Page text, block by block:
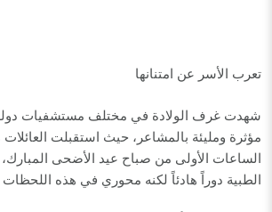
تعرب الأسر عن امتنانها
شهدت غرف الولادة في مختلف مستشفيات
مؤثرة ومليئة بالمشاعر، حيث استقبلت العائلات
الساعات الأولى من صباح عيد الأضحى
الطبية دوراً هادئاً لكنه محوري في هذه اللحظات